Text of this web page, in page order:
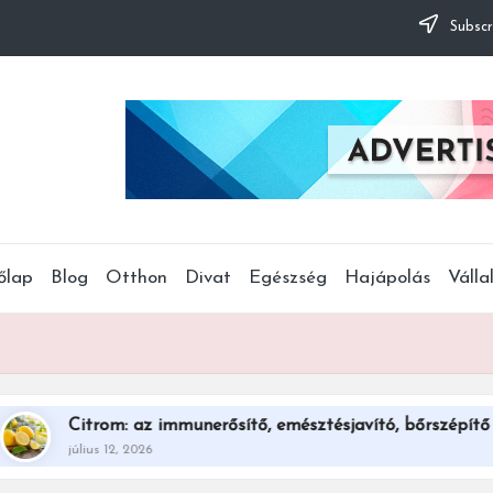
Blog Otthon Divat Egészség Hajápolás
az immunerősítő, emésztésjavító, bőrszépítő
12, 2026